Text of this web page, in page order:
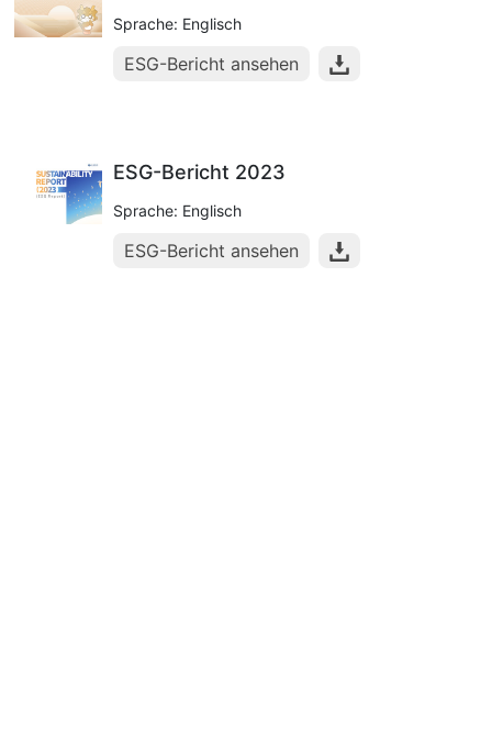
Sprache: Englisch
ESG-Bericht ansehen
ESG-Bericht 2023
Sprache: Englisch
ESG-Bericht ansehen